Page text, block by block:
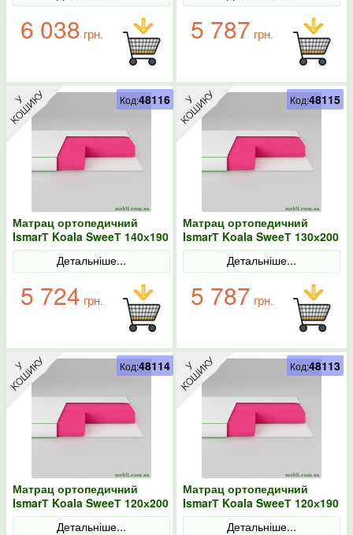
6 038 грн. 5 787 грн.
Матрац ортопедичний
IsmarТ Koala SweeТ 140х190
безпружинний
Детальніше...
5 724 грн.
Код:48116
Матрац ортопедичний
IsmarТ Koala SweeТ 130х200
безпружинний
Детальніше...
5 787 грн.
Код:48115
Матрац ортопедичний
IsmarТ Koala SweeТ 120х200
безпружинний
Детальніше...
Код:48114
Матрац ортопедичний
IsmarТ Koala SweeТ 120х190
безпружинний
Детальніше...
Код:48113